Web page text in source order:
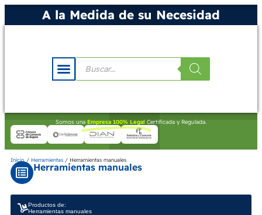
A la Medida de su Necesidad
Somos una Empresa 100% Legal Certificada y Regulada.
Inicio / Herramientas / Herramientas manuales
Herramientas manuales
Productos de:
Herramientas manuales